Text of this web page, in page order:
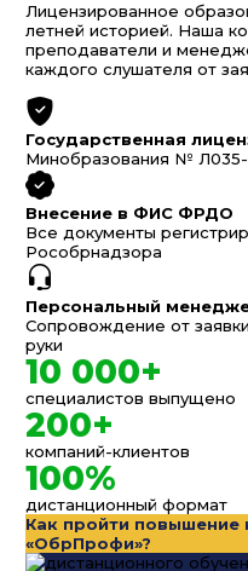
Лицензированное
летней историей. Наша
преподаватели и
каждого слушателя от
Государственная
Минобразования № Л035-
Внесение в ФИС ФРДО
Все документы
Рособрнадзора
Персональный
Сопровождение от
руки
10 000+
специалистов выпущено
200+
компаний-клиентов
100%
дистанционный формат
Как пройти повышение
«ОбрПрофи»?